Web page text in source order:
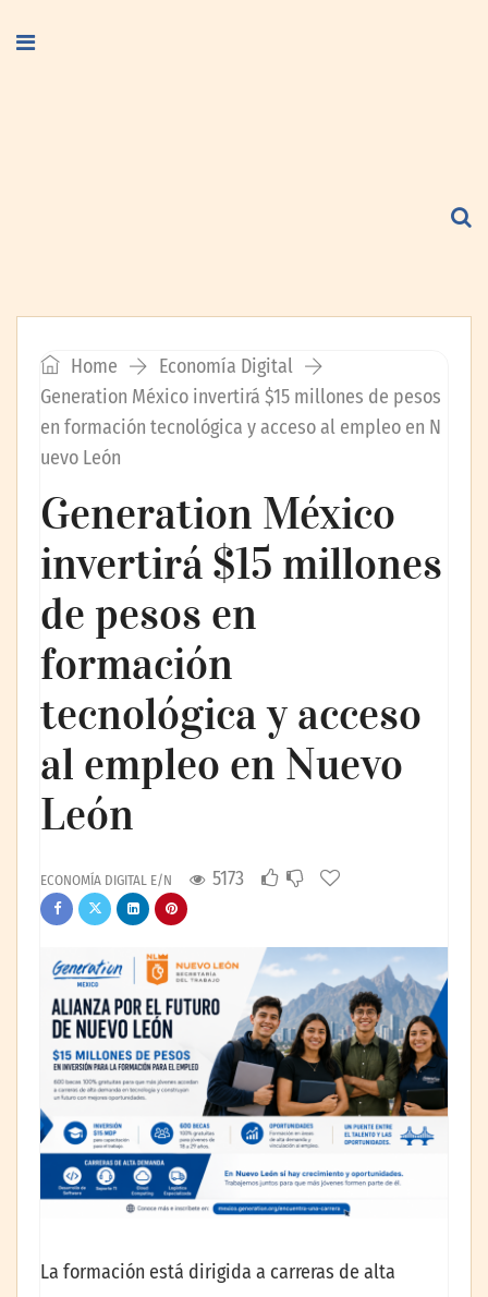
Home
Economía Digital
Generation México invertirá $15 millones de pesos
en formación tecnológica y acceso al empleo en N
uevo León
Generation México
invertirá $15 millones
de pesos en
formación
tecnológica y acceso
al empleo en Nuevo
León
ECONOMÍA DIGITAL E/N 5173
La formación está dirigida a carreras de alta